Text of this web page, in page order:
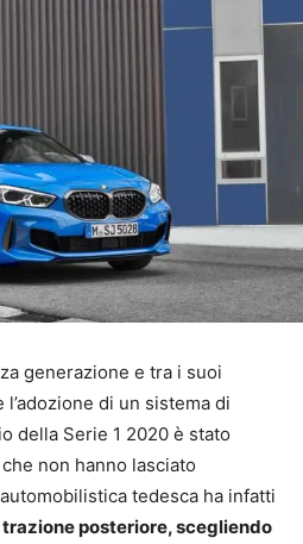
generazione e tra i suoi
l’adozione di un sistema di
della Serie 1 2020 è stato
non hanno lasciato
tedesca ha infatti
posteriore, scegliendo